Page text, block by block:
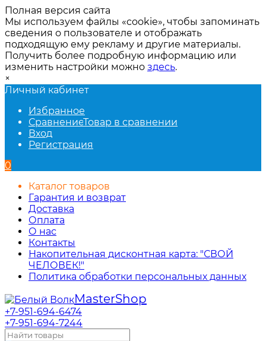
Полная версия сайта
Мы используем файлы «cookie», чтобы запоминать
сведения о пользователе и отображать
подходящую ему рекламу и другие материалы.
Получить более подробную информацию или
изменить настройки можно здесь.
×
Личный кабинет
Избранное
СравнениеТовар в сравнении
Вход
Регистрация
0
Каталог товаров
Гарантия и возврат
Доставка
Оплата
О нас
Контакты
Накопительная дисконтная карта: "СВОЙ
ЧЕЛОВЕК!"
Политика обработки персональных данных
MasterShop
+7-951-694-6474
+7-951-694-7244